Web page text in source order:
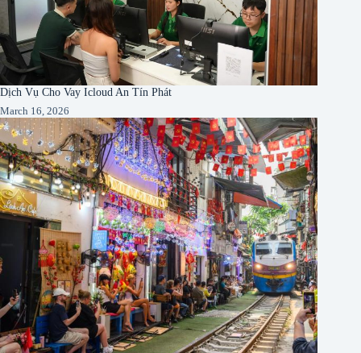
Dịch Vụ Cho Vay Icloud An Tín Phát
March 16, 2026